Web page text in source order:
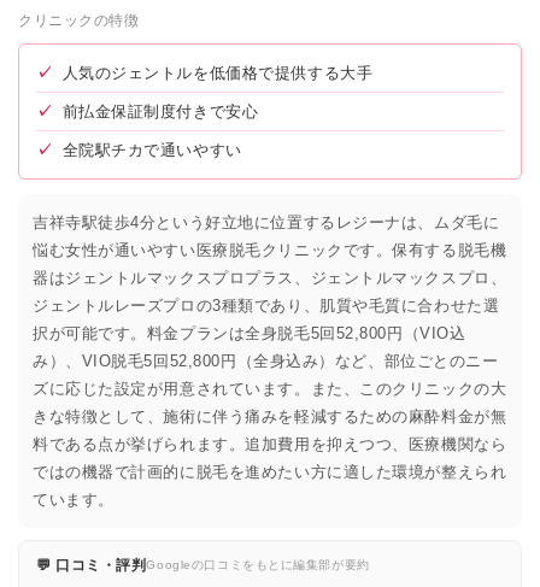
クリニックの特徴
✓ 人気のジェントルを低価格で提供する大手
✓ 前払金保証制度付きで安心
✓ 全院駅チカで通いやすい
吉祥寺駅徒歩4分という好立地に位置するレジーナは、ムダ毛に
悩む女性が通いやすい医療脱毛クリニックです。保有する脱毛機
器はジェントルマックスプロプラス、ジェントルマックスプロ、
ジェントルレーズプロの3種類であり、肌質や毛質に合わせた選
択が可能です。料金プランは全身脱毛5回52,800円（VIO込
み）、VIO脱毛5回52,800円（全身込み）など、部位ごとのニー
ズに応じた設定が用意されています。また、このクリニックの大
きな特徴として、施術に伴う痛みを軽減するための麻酔料金が無
料である点が挙げられます。追加費用を抑えつつ、医療機関なら
ではの機器で計画的に脱毛を進めたい方に適した環境が整えられ
ています。
💬 口コミ・評判Googleの口コミをもとに編集部が要約